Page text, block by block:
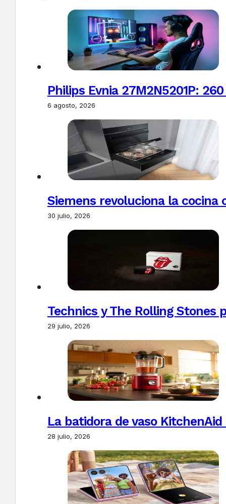
Philips Evnia 27M2N5201P:
6 agosto, 2026
Siemens revoluciona la
30 julio, 2026
Technics y The Rolling Stones
29 julio, 2026
La batidora de vaso
28 julio, 2026